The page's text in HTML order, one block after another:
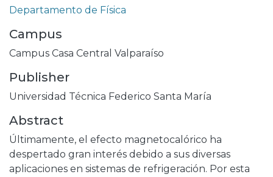
Departamento de Física
Campus
Campus Casa Central Valparaíso
Publisher
Universidad Técnica Federico Santa María
Abstract
Últimamente, el efecto magnetocalórico ha
despertado gran interés debido a sus diversas
aplicaciones en sistemas de refrigeración. Por esta